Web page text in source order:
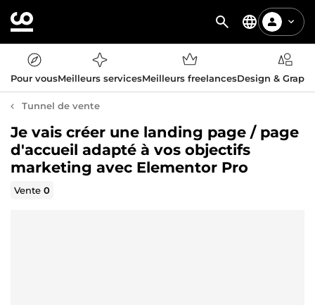
Pour vousMeilleurs servicesMeilleurs freelancesDesign &
Tunnel de vente
Je vais créer une landing page / page
d'accueil adapté à vos objectifs
marketing avec Elementor Pro
Vente0